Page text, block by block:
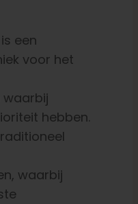
een
voor het
hebben.
waarbij